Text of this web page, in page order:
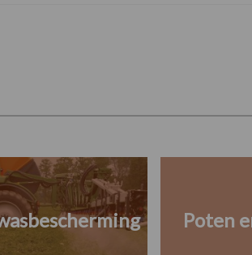
Poten